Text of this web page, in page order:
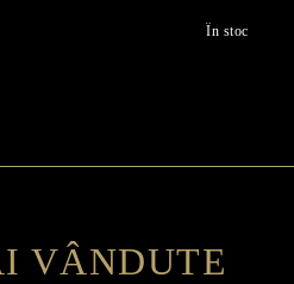
În stoc
VÂNDUTE